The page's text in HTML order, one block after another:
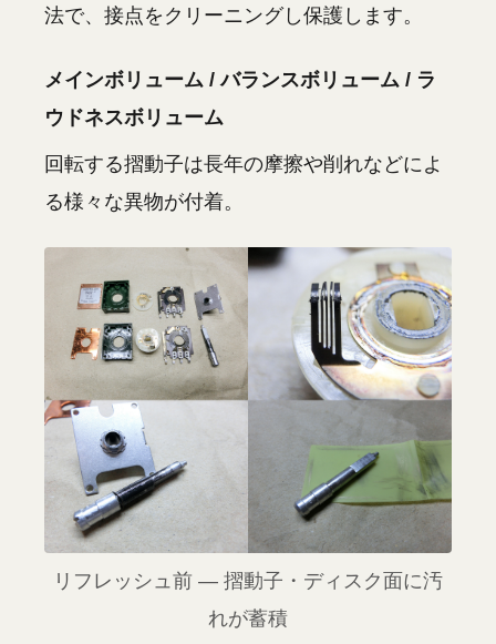
法で、接点をクリーニングし保護します。
メインボリューム / バランスボリューム / ラ
ウドネスボリューム
回転する摺動子は長年の摩擦や削れなどによ
る様々な異物が付着。
リフレッシュ前 — 摺動子・ディスク面に汚
れが蓄積